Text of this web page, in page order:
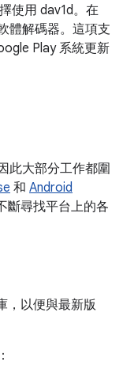
使用 dav1d。在
體解碼器。這項支
Play 系統更新
此大部分工作都圍
和 Android
斷尋找平台上的各
，以便與最新版